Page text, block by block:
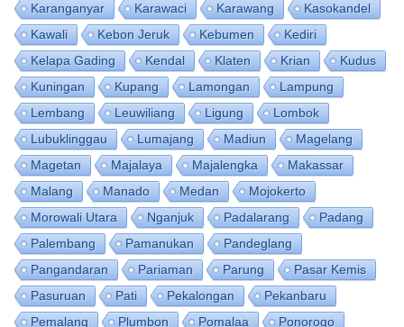
Karanganyar
Karawaci Karawang
Kasokandel
Kawali
Kebon Jeruk Kebumen
Kediri
Kelapa Gading
Kendal Klaten Krian
Kudus
Kuningan
Kupang Lamongan
Lampung
Lembang
Leuwiliang Ligung
Lombok
Lubuklinggau
Lumajang Madiun
Magelang
Magetan
Majalaya Majalengka
Makassar
Malang
Manado Medan
Mojokerto
Morowali Utara
Nganjuk Padalarang
Padang
Palembang
Pamanukan
Pandeglang
Pangandaran
Pariaman Parung
Pasar Kemis
Pasuruan
Pati Pekalongan
Pekanbaru
Pemalang
Plumbon Pomalaa
Ponorogo